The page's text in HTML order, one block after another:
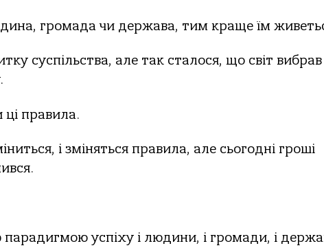
громада чи держава, тим краще їм
суспільства, але так сталося, що світ вибрав
правила.
і зміняться правила, але сьогодні гроші
успіху і людини, і громади, і